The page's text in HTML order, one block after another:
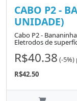
CABO P2 -
UNIDADE)
Cabo P2 -
Eletrodos de
R$40.38 (-5%)
R$42.50